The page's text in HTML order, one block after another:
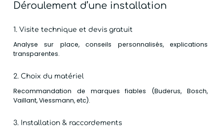
Déroulement d’une installation
1. Visite technique et devis gratuit
Analyse sur place, conseils personnalisés, explications
transparentes.
2. Choix du matériel
Recommandation de marques fiables (Buderus, Bosch,
Vaillant, Viessmann, etc).
3. Installation & raccordements